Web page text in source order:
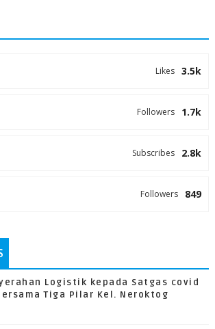
3.5k
Likes
1.7k
Followers
2.8k
Subscribes
849
Followers
Logistik kepada Satgas covid
Tiga Pilar Kel. Neroktog